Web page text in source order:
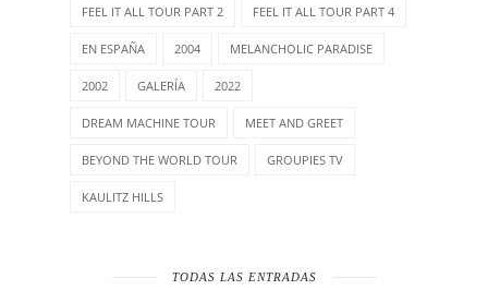
FEEL IT ALL TOUR PART 2 FEEL IT ALL TOUR PART 4
EN ESPAÑA 2004 MELANCHOLIC PARADISE
2002 GALERÍA 2022
DREAM MACHINE TOUR MEET AND GREET
BEYOND THE WORLD TOUR GROUPIES TV
KAULITZ HILLS
TODAS LAS ENTRADAS